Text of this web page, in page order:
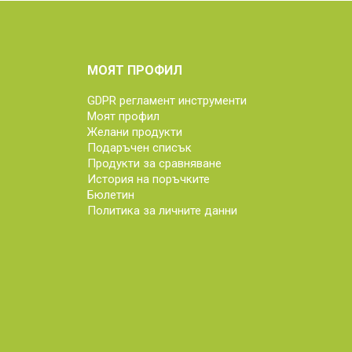
МОЯТ ПРОФИЛ
GDPR регламент инструменти
Моят профил
Желани продукти
Подаръчен списък
Продукти за сравняване
История на поръчките
Бюлетин
Политика за личните данни